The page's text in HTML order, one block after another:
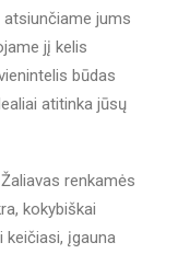
jums
jį kelis
būdas
atitinka jūsų
Žaliavas renkamės
kokybiškai
keičiasi, įgauna